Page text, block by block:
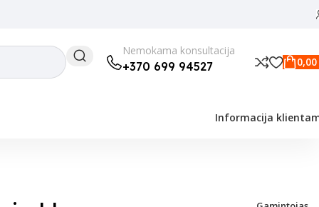
Nemokama konsultacija
+370 699 94527 0,00
Informacija